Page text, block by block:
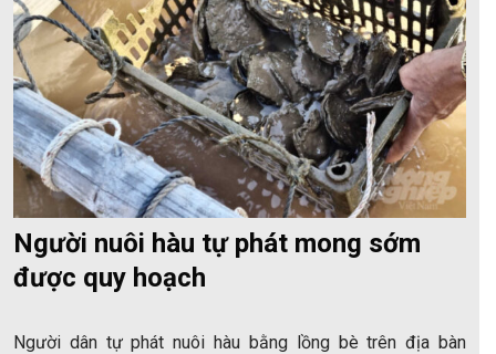
Người nuôi hàu tự phát mong sớm
được quy hoạch
Người dân tự phát nuôi hàu bằng lồng bè trên địa bàn